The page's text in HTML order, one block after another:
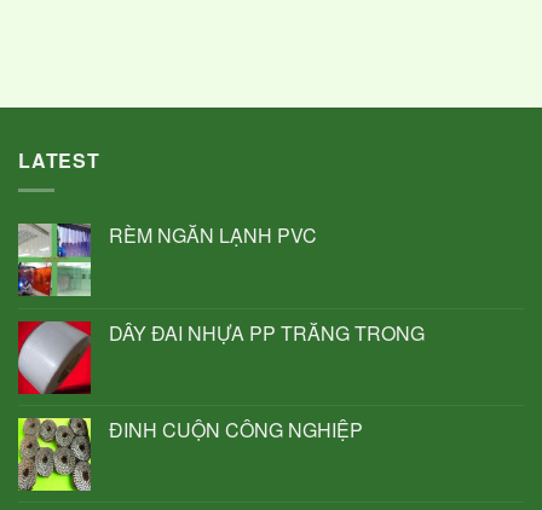
LATEST
RÈM NGĂN LẠNH PVC
DÂY ĐAI NHỰA PP TRẮNG TRONG
ĐINH CUỘN CÔNG NGHIỆP